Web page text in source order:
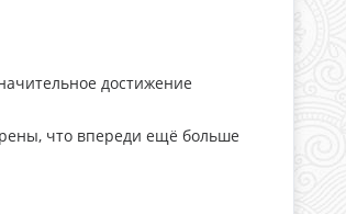
достижение
что впереди ещё больше